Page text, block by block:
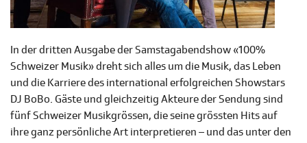
In der dritten Ausgabe der Samstagabendshow «100%
Schweizer Musik» dreht sich alles um die Musik, das Leben
und die Karriere des international erfolgreichen Showstars
DJ BoBo. Gäste und gleichzeitig Akteure der Sendung sind
fünf Schweizer Musikgrössen, die seine grössten Hits auf
ihre ganz persönliche Art interpretieren – und das unter den